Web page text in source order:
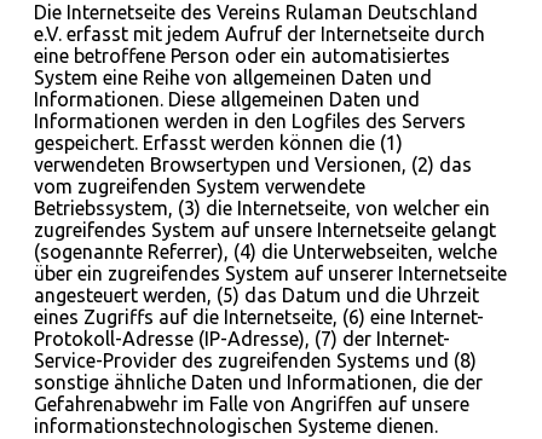
Die Internetseite des Vereins Rulaman Deutschland
e.V. erfasst mit jedem Aufruf der Internetseite durch
eine betroffene Person oder ein automatisiertes
System eine Reihe von allgemeinen Daten und
Informationen. Diese allgemeinen Daten und
Informationen werden in den Logfiles des Servers
gespeichert. Erfasst werden können die (1)
verwendeten Browsertypen und Versionen, (2) das
vom zugreifenden System verwendete
Betriebssystem, (3) die Internetseite, von welcher ein
zugreifendes System auf unsere Internetseite gelangt
(sogenannte Referrer), (4) die Unterwebseiten, welche
über ein zugreifendes System auf unserer Internetseite
angesteuert werden, (5) das Datum und die Uhrzeit
eines Zugriffs auf die Internetseite, (6) eine Internet-
Protokoll-Adresse (IP-Adresse), (7) der Internet-
Service-Provider des zugreifenden Systems und (8)
sonstige ähnliche Daten und Informationen, die der
Gefahrenabwehr im Falle von Angriffen auf unsere
informationstechnologischen Systeme dienen.